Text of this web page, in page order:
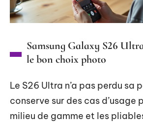
Samsung Galaxy S26
le bon choix photo
Le S26 Ultra n’a pas perdu sa
conserve sur des cas d’usage
milieu de gamme et les